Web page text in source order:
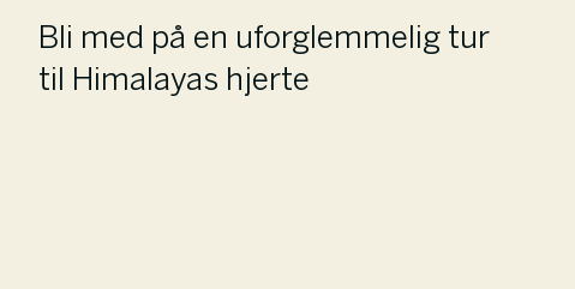
Bli med på en uforglemmelig tur
til Himalayas hjerte